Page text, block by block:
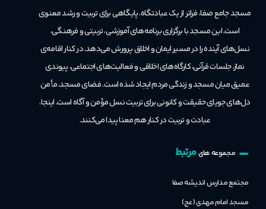
مسجد جامع صفا، فراتر از یک عبادتگاه، پایگاهی برای تربیت و رشد معنوی
است.این مسجد با برگزاری برنامه‌های آموزشی، تربیتی و فرهنگی،
نسل‌های آینده را در مسیر ایمان و اخلاق پرورش می‌دهد. در کنار اقامه‌ی
نماز، جلسات قرآنی، کارگاه‌های اخلاقی و فعالیت‌های اجتماعی، پیوندی
عمیق میان مسجد و زندگی مردم ایجاد شده است. فضای مسجد، مأمن
دل‌های جویای حقیقت و کانونی برای تربیت نسل مؤمن و آگاه است. اینجا،
عبادت و تربیت در کنار هم معنا پیدا می‌کنند.
مجموعه هایمرتبط
مجتمع مدارس اندیشه صفا
مسجد امام مهدی (عج)